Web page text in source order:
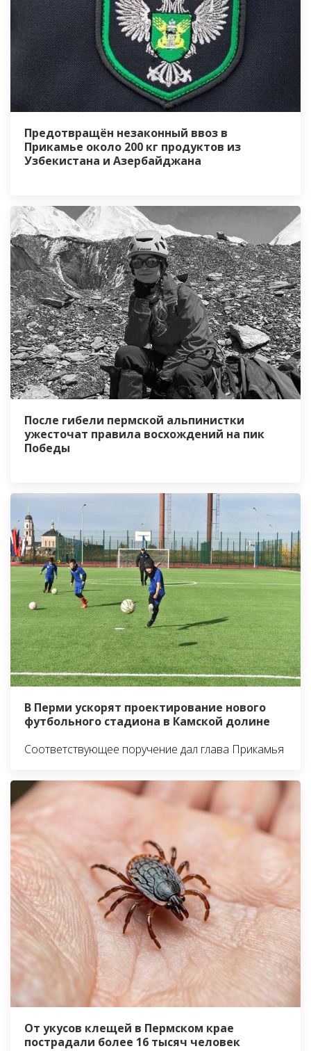
Предотвращён незаконный ввоз в
Прикамье около 200 кг продуктов из
Узбекистана и Азербайджана
После гибели пермской альпинистки
ужесточат правила восхождений на пик
Победы
В Перми ускорят проектирование нового
футбольного стадиона в Камской долине
Соответствующее поручение дал глава Прикамья
От укусов клещей в Пермском крае
пострадали более 16 тысяч человек